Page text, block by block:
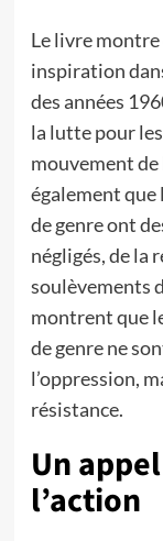
Le livre
inspiration
des années
la lutte pour
mouvement
également que
de genre ont
négligés, de la
soulèvements
montrent que
de genre ne
l’oppression,
résistance.
Un
l’action